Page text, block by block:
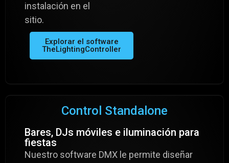
instalación en el
sitio.
Explorar el software
TheLightingController
Control Standalone
Bares, DJs móviles e iluminación para
fiestas
Nuestro software DMX le permite diseñar